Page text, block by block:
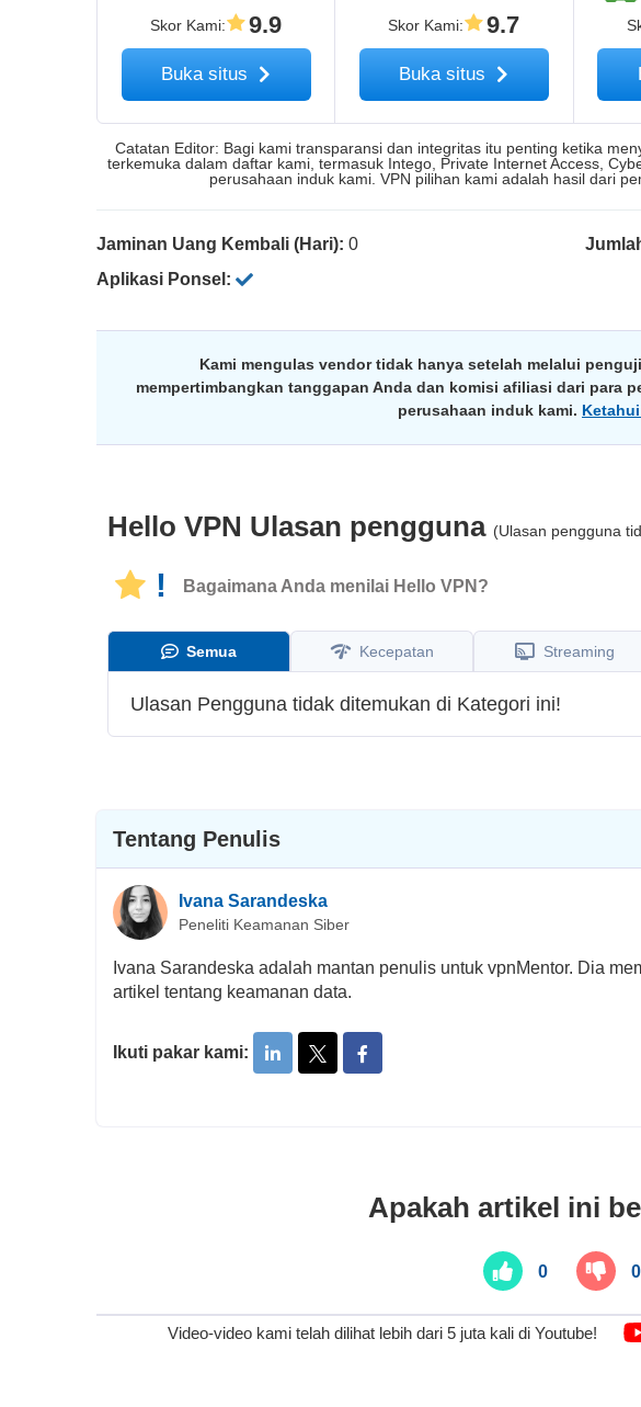
Skor Kami: 9.9
Buka situs
Skor Kami: 9.7
Buka situs
Catatan Editor: Bagi kami transparansi dan integritas itu penting ketika
terkemuka dalam daftar kami, termasuk Intego, Private Internet Access,
perusahaan induk kami. VPN pilihan kami adalah hasil dari
Jaminan Uang Kembali (Hari): 0
Aplikasi Ponsel:
Kami mengulas vendor tidak hanya setelah melalui
mempertimbangkan tanggapan Anda dan komisi afiliasi dari para
perusahaan induk kami.
Hello VPN Ulasan pengguna (Ulasan pengguna
! Bagaimana Anda menilai Hello VPN?
Semua Kecepatan Streaming
Ulasan Pengguna tidak ditemukan di Kategori ini!
Tentang Penulis
Ivana Sarandeska
Peneliti Keamanan Siber
Ivana Sarandeska adalah mantan penulis untuk vpnMentor. Dia
artikel tentang keamanan data.
Ikuti pakar kami:
Apakah artikel ini
0 0
Video-video kami telah dilihat lebih dari 5 juta kali di Youtube!